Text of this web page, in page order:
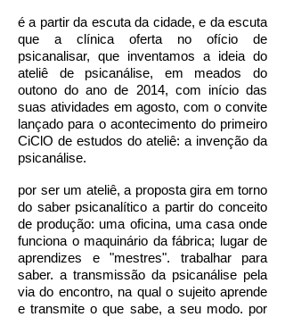
é a partir da escuta da cidade, e da escuta
que a clínica oferta no ofício de
psicanalisar, que inventamos a ideia do
ateliê de psicanálise, em meados do
outono do ano de 2014, com início das
suas atividades em agosto, com o convite
lançado para o acontecimento do primeiro
CiClO de estudos do ateliê: a invenção da
psicanálise.
por ser um ateliê, a proposta gira em torno
do saber psicanalítico a partir do conceito
de produção: uma oficina, uma casa onde
funciona o maquinário da fábrica; lugar de
aprendizes e "mestres". trabalhar para
saber. a transmissão da psicanálise pela
via do encontro, na qual o sujeito aprende
e transmite o que sabe, a seu modo. por